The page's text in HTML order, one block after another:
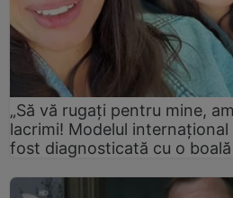
„Să vă rugați pentru mine,
lacrimi! Modelul
fost diagnosticată cu o